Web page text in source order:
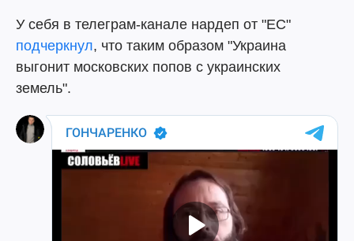
У себя в телеграм-канале нардеп от "ЕС"
подчеркнул, что таким образом "Украина
выгонит московских попов с украинских
земель".